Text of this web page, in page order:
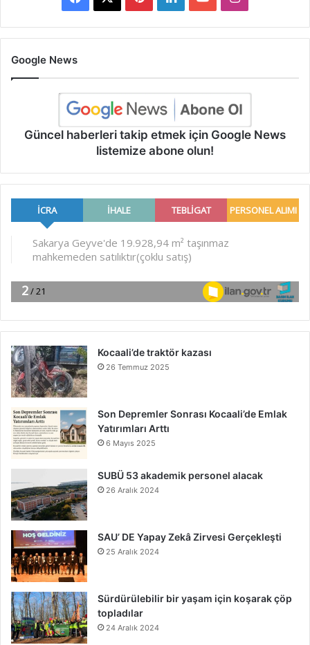
Google News
Güncel haberleri takip etmek için Google News
listemize abone olun!
Kocaali’de traktör kazası
26 Temmuz 2025
Son Depremler Sonrası Kocaali’de Emlak
Yatırımları Arttı
6 Mayıs 2025
SUBÜ 53 akademik personel alacak
26 Aralık 2024
SAU’ DE Yapay Zekâ Zirvesi Gerçekleşti
25 Aralık 2024
Sürdürülebilir bir yaşam için koşarak çöp
topladılar
24 Aralık 2024